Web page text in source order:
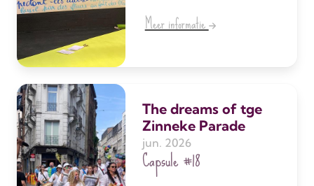
Meer informatie
The dreams of tge
Zinneke Parade
jun. 2026
Capsule#18